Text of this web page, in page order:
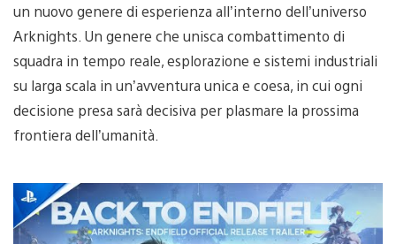
un nuovo genere di esperienza all’interno dell’universo
Arknights. Un genere che unisca combattimento di
squadra in tempo reale, esplorazione e sistemi industriali
su larga scala in un’avventura unica e coesa, in cui ogni
decisione presa sarà decisiva per plasmare la prossima
frontiera dell’umanità.